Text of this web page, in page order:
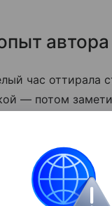
автора
час оттирала
— потом
и содой. Теперь
после самых